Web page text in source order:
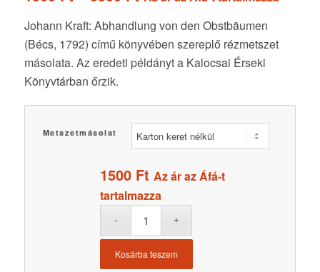
-
3500 Ft
Johann Kraft: Abhandlung von den Obstbäumen
(Bécs, 1792) című könyvében szereplő rézmetszet
másolata. Az eredeti példányt a Kalocsai Érseki
Könyvtárban őrzik.
Metszetmásolat
1500 Ft Az ár az Áfá-t
tartalmazza
Kosárba teszem